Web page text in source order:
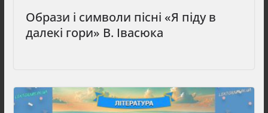
Образи і символи пісні «Я піду в
далекі гори» В. Івасюка